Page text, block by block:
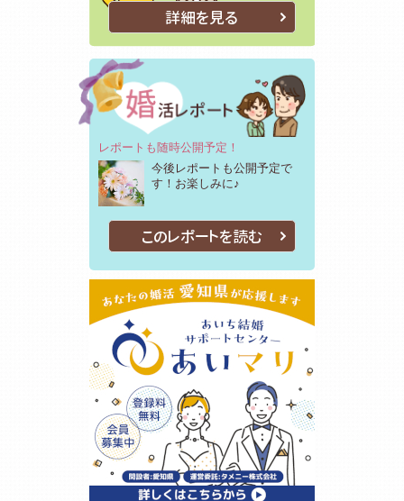
詳細を見る
レポートも随時公開予定！
今後レポートも公開予定で
す！お楽しみに♪
このレポートを読む